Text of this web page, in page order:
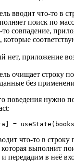
вводит что-то в
поиск по
то совпадение,
которые
нет, приложение
очищает строку
без
поведения нужно
=
что-то в
выполнит
и передадим в неё